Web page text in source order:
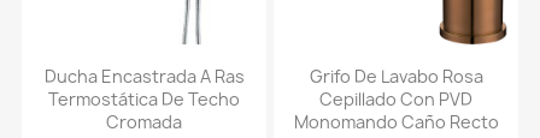
Ducha Encastrada A Ras
Termostática De Techo
Cromada
Grifo De Lavabo Rosa
Cepillado Con PVD
Monomando Caño Recto